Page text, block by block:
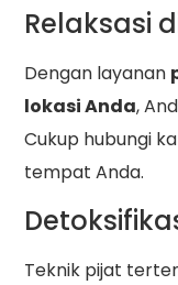
Relaksasi
Dengan layanan
lokasi Anda,
Cukup hubungi
tempat Anda.
Teknik pijat